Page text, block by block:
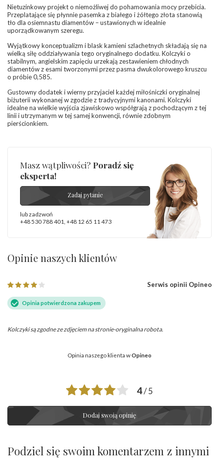
diamentów:
Liczba
diamentów
(łącznie):
18 szt.
diamentów
(łącznie):
Barwa:
Czystość:
INNE PARAMETRY
Producent
odpowiedzialny:
WĘC-Twój Jubiler S.C. Artur Węc, Małgorzata
Suchan, ul. Kurczaba 3, 30-868 Kraków; NIP:
Nietuzinkowy projekt o niemożliwej do pohamowania mocy przebicia.
Przeplatające się płynnie pasemka z białego i żółtego złota stanowią
tło dla osiemnastu diamentów – ustawionych w idealnie
uporządkowanym szeregu.
Wyjątkowy konceptualizm i blask kamieni szlachetnych składają się na
wielką siłę oddziaływania tego oryginalnego dodatku. Kolczyki o
stabilnym, angielskim zapięciu urzekają zestawieniem chłodnych
diamentów z esami tworzonymi przez pasma dwukolorowego kruszcu
o próbie 0,585.
Gustowny dodatek i wierny przyjaciel każdej miłośniczki oryginalnej
biżuterii wykonanej w zgodzie z tradycyjnymi kanonami. Kolczyki
idealne na wielkie wyjścia zjawiskowo współgrają z pochodzącym z tej
linii i utrzymanym w tej samej konwencji, równie zdobnym
pierścionkiem.
Masz wątpliwości? Poradź się
eksperta!
Zadaj pytanie
lub zadzwoń
+48 530 788 401, +48 12 65 11 473
Opinie naszych klientów
Serwis opinii Opineo
Opinia potwierdzona zakupem
Kolczyki są zgodne ze zdjęciem na stronie-oryginalna robota.
Opinia naszego klienta wOpineo
4/ 5
Dodaj swoją opinię
Podziel się swoim komentarzem z innymi